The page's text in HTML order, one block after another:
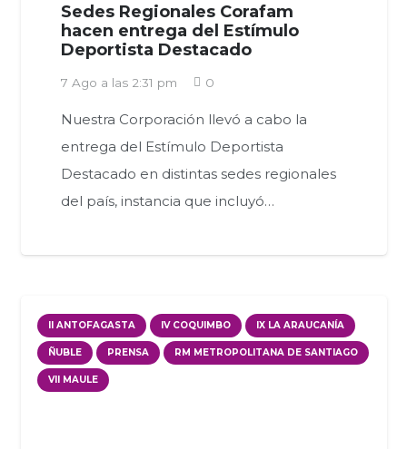
Sedes Regionales Corafam
hacen entrega del Estímulo
Deportista Destacado
7 Ago a las 2:31 pm 0
Nuestra Corporación llevó a cabo la
entrega del Estímulo Deportista
Destacado en distintas sedes regionales
del país, instancia que incluyó…
II ANTOFAGASTA IV COQUIMBO IX LA ARAUCANÍA
ÑUBLE PRENSA RM METROPOLITANA DE SANTIAGO
VII MAULE